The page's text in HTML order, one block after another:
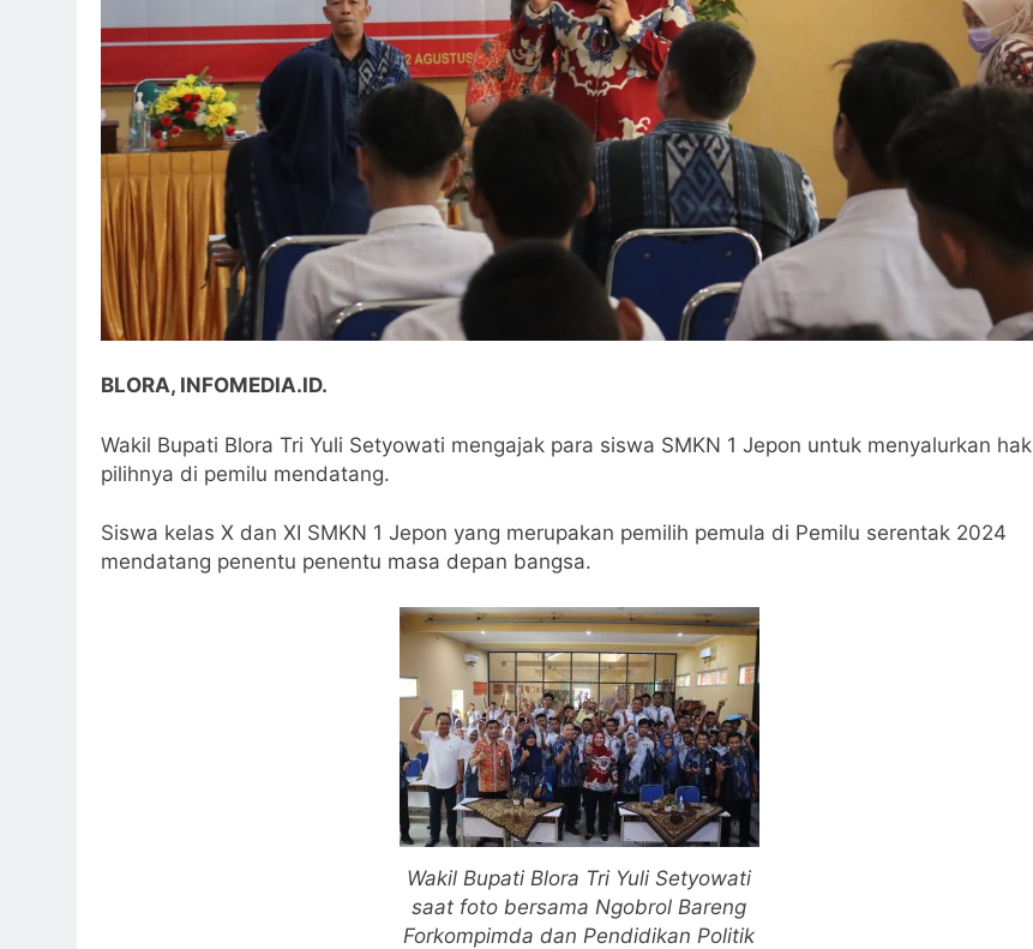
BLORA, INFOMEDIA.ID.
Wakil Bupati Blora Tri Yuli Setyowati mengajak para siswa SMKN 1 Jepon untuk menyalurkan hak
pilihnya di pemilu mendatang.
Siswa kelas X dan XI SMKN 1 Jepon yang merupakan pemilih pemula di Pemilu serentak 2024
mendatang penentu penentu masa depan bangsa.
Wakil Bupati Blora Tri Yuli Setyowati
saat foto bersama Ngobrol Bareng
Forkompimda dan Pendidikan Politik